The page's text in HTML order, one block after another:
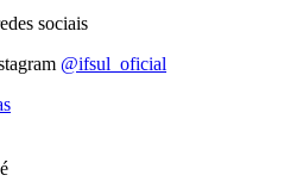
sociais
@ifsul_oficial